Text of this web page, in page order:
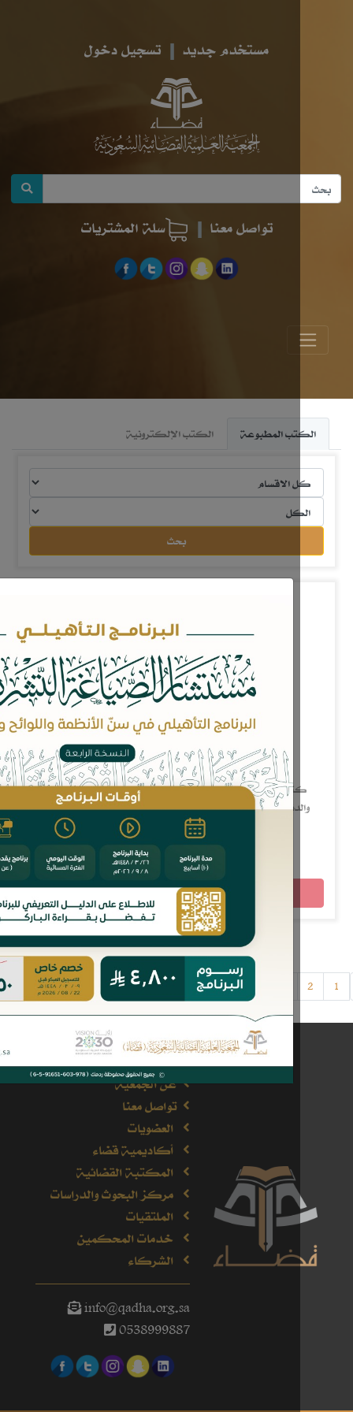
مستخدم جديد تسجيل دخول
تواصل معنا سلة المشتريات
المطبوعة الكتب الإلكترونية
يدرس مقاصد تشريع العقوبات المحققة للمصالح الدينية
ويهدف هذا البحث المتميز بالدرجة الأولى إلى التعريف
بالإسلام وسماحته ويسره، والرد...
غير متوفر
...
6
9
10
12
13
14
15
›
عن الجمعية
تواصل معنا
العضويات
أكاديمية قضاء
المكتبة القضائية
مركز البحوث والدراسات
الملتقيات
خدمات المحكمين
الشركاء
info@qadha.org.sa
0538999887